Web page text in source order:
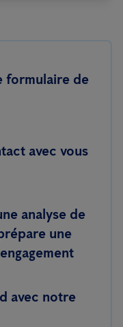
formulaire de
avec vous
analyse de
une
avec notre